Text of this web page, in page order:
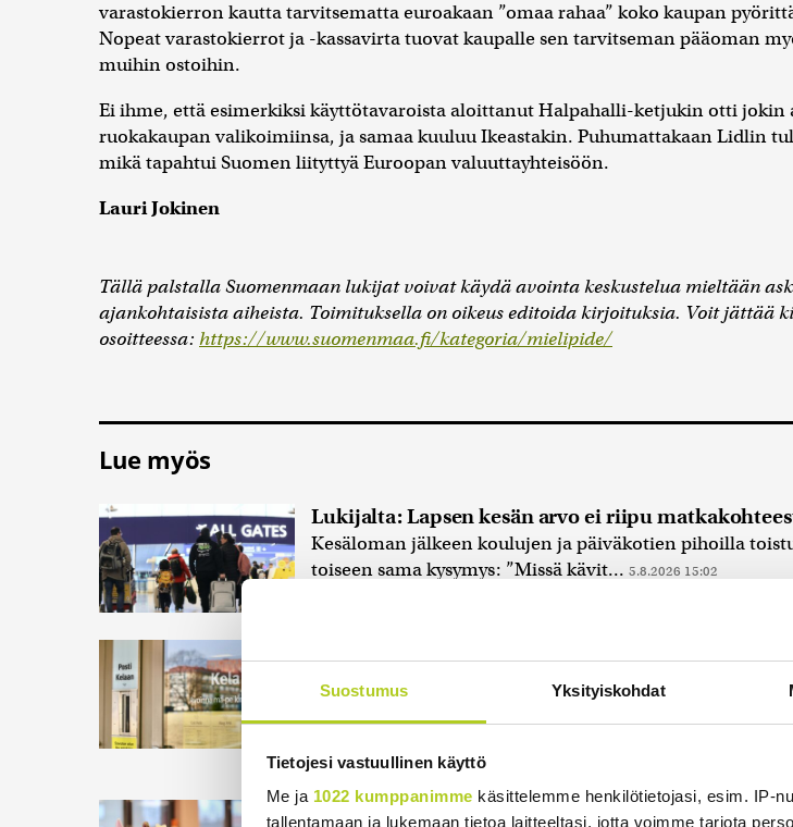
Suostumus Yksityiskohdat
Tietojesi vastuullinen käyttö
Me ja 1022 kumppanimme käsittelemme henkilötietojasi, esim. IP-
tallentamaan ja lukemaan tietoa laitteeltasi, jotta voimme tarjota
varastokierron kautta tarvitsematta euroakaan ”omaa rahaa” koko kaupan
Nopeat varastokierrot ja -kassavirta tuovat kaupalle sen tarvitseman pääoman
muihin ostoihin.
Ei ihme, että esimerkiksi käyttötavaroista aloittanut Halpahalli-ketjukin otti jokin
ruokakaupan valikoimiinsa, ja samaa kuuluu Ikeastakin. Puhumattakaan Lidlin
mikä tapahtui Suomen liityttyä Euroopan valuuttayhteisöön.
Lauri Jokinen
Tällä palstalla Suomenmaan lukijat voivat käydä avointa keskustelua mieltään
ajankohtaisista aiheista. Toimituksella on oikeus editoida kirjoituksia. Voit jättää
osoitteessa: https://www.suomenmaa.fi/kategoria/mielipide/
Lue myös
Lukijalta: Lapsen kesän arvo ei riipu
Kesäloman jälkeen koulujen ja päiväkotien pihoilla
toiseen sama kysymys: ”Missä kävit... 5.8.2026 15:02
muuttaa
Kilpailu- ja kuluttajaviraston arvio yli 65-vuotiaiden Kela-
keskeisenä...5.8.2026 12:17
Lukijalta: Yli 50 vuotta Vantaalla on opettanut